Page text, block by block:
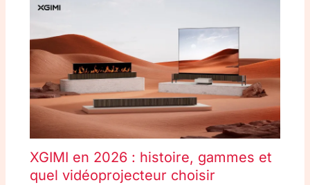
XGIMI en 2026 : histoire, gammes et
quel vidéoprojecteur choisir